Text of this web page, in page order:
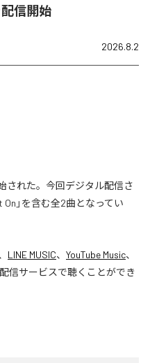
配信開始
2026.8.2
された。今回デジタル配信さ
On」を含む全2曲となってい
LINE MUSIC、 YouTube Music、
信サービスで聴くことができ